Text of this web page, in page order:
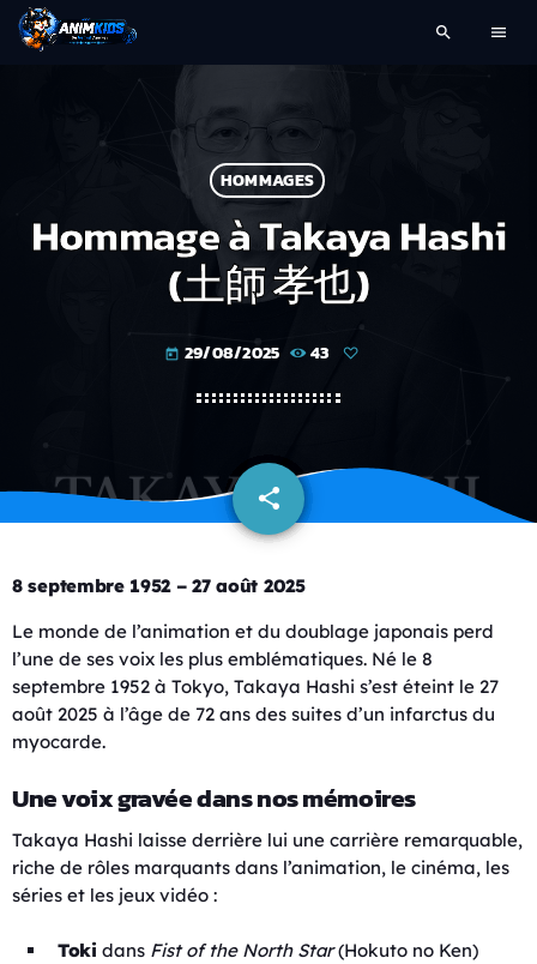
search menu
HOMMAGES
Hommage à Takaya Hashi
(土師 孝也)
today 29/08/2025 43
share
email
8 septembre 1952 – 27 août 2025
Le monde de l’animation et du doublage japonais perd
l’une de ses voix les plus emblématiques. Né le 8
septembre 1952 à Tokyo, Takaya Hashi s’est éteint le 27
août 2025 à l’âge de 72 ans des suites d’un infarctus du
myocarde.
Une voix gravée dans nos mémoires
Takaya Hashi laisse derrière lui une carrière remarquable,
riche de rôles marquants dans l’animation, le cinéma, les
séries et les jeux vidéo :
Toki dans Fist of the North Star(Hokuto no Ken)